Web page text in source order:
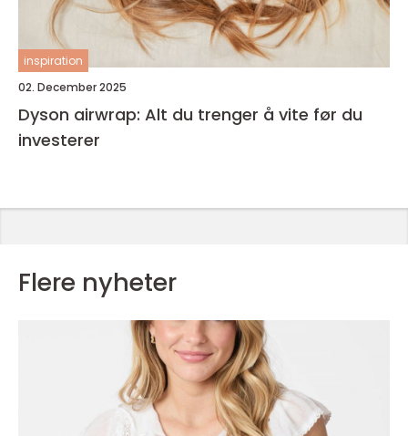
inspiration
02. December 2025
Dyson airwrap: Alt du trenger å vite før du
investerer
Flere nyheter